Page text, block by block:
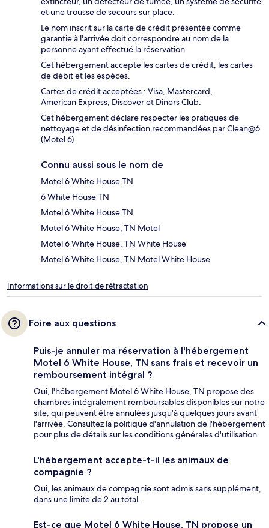
et une trousse de secours sur place.
Le nom inscrit sur la carte de crédit présentée comme
garantie à l'arrivée doit correspondre au nom de la
personne ayant effectué la réservation.
Cet hébergement accepte les cartes de crédit, les cartes
de débit et les espèces.
Cartes de crédit acceptées : Visa, Mastercard,
American Express, Discover et Diners Club.
Cet hébergement déclare respecter les pratiques de
nettoyage et de désinfection recommandées par Clean@6
(Motel 6).
Connu aussi sous le nom de
Motel 6 White House TN
6 White House TN
Motel 6 White House TN
Motel 6 White House, TN Motel
Motel 6 White House, TN White House
Motel 6 White House, TN Motel White House
Informations sur le droit de rétractation
Foire aux questions
Puis-je annuler ma réservation à l'hébergement
Motel 6 White House, TN sans frais et recevoir un
remboursement intégral ?
Oui, l'hébergement Motel 6 White House, TN propose des
chambres intégralement remboursables disponibles sur notre
site, qui peuvent être annulées jusqu'à quelques jours avant
l'arrivée. Consultez la politique d'annulation de l'hébergement
pour plus de détails sur les conditions générales d'utilisation.
L'hébergement accepte-t-il les animaux de
compagnie ?
Oui, les animaux de compagnie sont admis sans supplément,
dans une limite de 2 au total.
Est-ce que Motel 6 White House, TN propose un